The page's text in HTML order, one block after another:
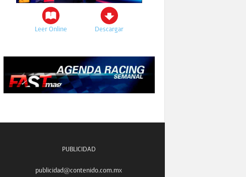
Leer Online Descargar
PUBLICIDAD
publicidad@contenido.com.mx